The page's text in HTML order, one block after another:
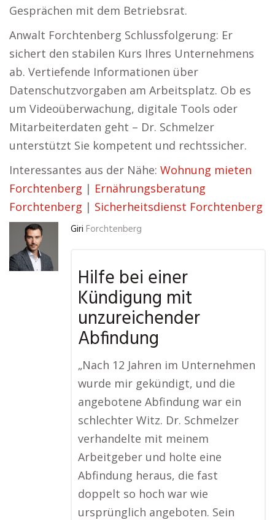
Gesprächen mit dem Betriebsrat.
Anwalt Forchtenberg Schlussfolgerung: Er
sichert den stabilen Kurs Ihres Unternehmens
ab. Vertiefende Informationen über
Datenschutzvorgaben am Arbeitsplatz. Ob es
um Videoüberwachung, digitale Tools oder
Mitarbeiterdaten geht – Dr. Schmelzer
unterstützt Sie kompetent und rechtssicher.
Interessantes aus der Nähe: Wohnung mieten
Forchtenberg | Ernährungsberatung
Forchtenberg | Sicherheitsdienst Forchtenberg
Giri Forchtenberg
Hilfe bei einer
Kündigung mit
unzureichender
Abfindung
„Nach 12 Jahren im Unternehmen
wurde mir gekündigt, und die
angebotene Abfindung war ein
schlechter Witz. Dr. Schmelzer
verhandelte mit meinem
Arbeitgeber und holte eine
Abfindung heraus, die fast
doppelt so hoch war wie
ursprünglich angeboten. Sein